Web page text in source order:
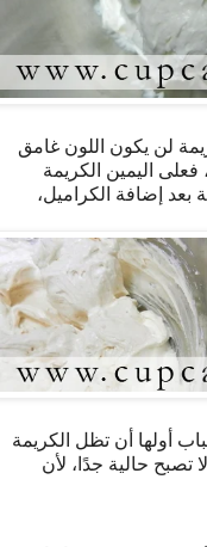
لن يكون اللون غامق
اليمين الكريمة
بعد إضافة الكراميل،
أولها أن تظل الكريمة
حالية جدًا، لأن